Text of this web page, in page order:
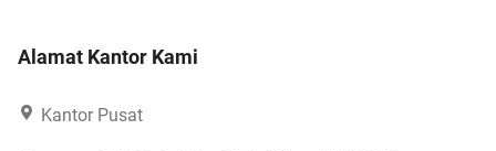
Alamat Kantor Kami
Kantor Pusat